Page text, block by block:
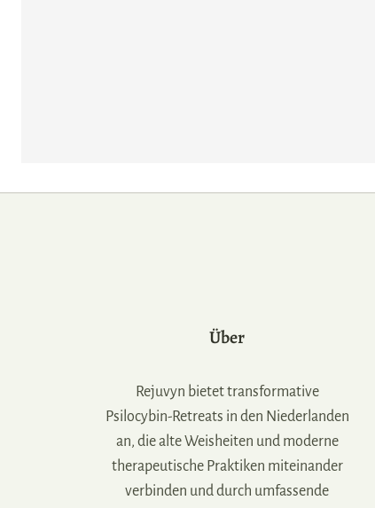
Über
Rejuvyn bietet transformative
Psilocybin-Retreats in den Niederlanden
an, die alte Weisheiten und moderne
therapeutische Praktiken miteinander
verbinden und durch umfassende